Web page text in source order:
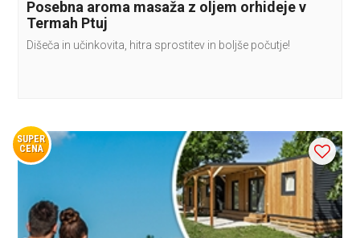
Posebna aroma masaža z oljem orhideje v
Termah Ptuj
Dišeča in učinkovita, hitra sprostitev in boljše počutje!
SUPER
CENA